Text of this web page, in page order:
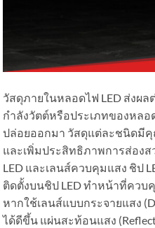
วัสดุภายในหลอดไฟ LED ส่งผล
กำลังวัตต์หรือประเภทของห
ปล่อยออกมา วัสดุแต่ละชนิดมี
และเพิ่มประสิทธิภาพการส่องส
LED และเลนส์ควบคุมแสง ชิป
ติดตั้งบนชิป LED ทำหน้าที่ควบ
หากใช้เลนส์แบบกระจายแสง
ได้ดีขึ้น แผ่นสะท้อนแสง